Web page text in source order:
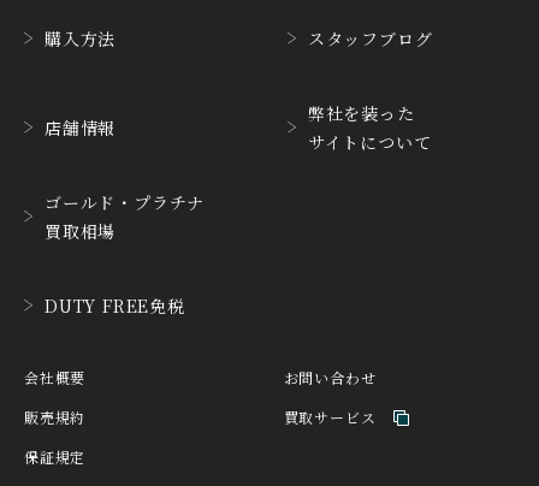
HARRY WINSTON
HEINRICH-GEISEN
ハインリッヒ ガイセン
HORAE
ホライ
IKEPOD INCIPIO
購入方法
店舗情報
ゴールド・プラチナ
買取相場
DUTY FREE免税
スタッフブログ
弊社を装った
サイトについて
会社概要
販売規約
保証規定
お問い合わせ
買取サービス